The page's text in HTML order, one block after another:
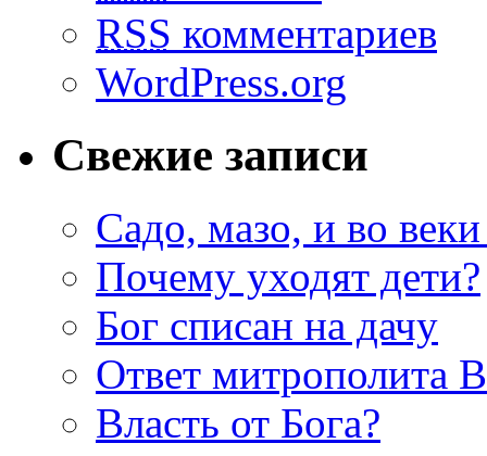
RSS комментариев
WordPress.org
Свежие записи
Садо, мазо, и во веки
Почему уходят дети?
Бог списан на дачу
Ответ митрополита
Власть от Бога?